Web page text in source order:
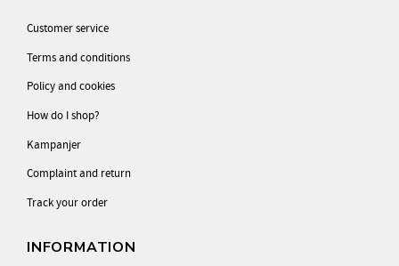
Customer service
Terms and conditions
Policy and cookies
How do I shop?
Kampanjer
Complaint and return
Track your order
INFORMATION